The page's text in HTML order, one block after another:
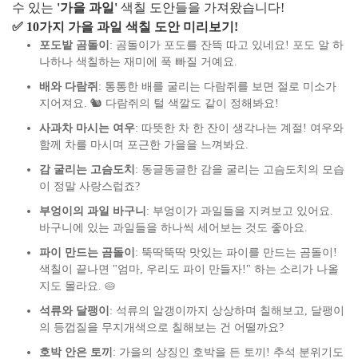
수 있는 '가을 과일' 색칠 도안들을 가져왔습니다!
✅ 10가지 가을 과일 색칠 도안 미리보기!
포도밭 곰돌이 : 곰돌이가 포도를 잔뜩 따고 있네요! 포도 알 하
나하나 색칠하는 재미에 푹 빠질 거예요.
배와 다람쥐 : 통통한 배를 굴리는 다람쥐를 보면 절로 미소가
지어져요. 🐿️ 다람쥐의 털 색깔도 같이 정해봐요!
사과차 마시는 여우: 따뜻한 차 한 잔이 생각나는 계절! 여우와
함께 차를 마시며 포근한 가을을 느껴봐요.
감 굴리는 고슴도치 : 동글동글한 감을 굴리는 고슴도치의 모습
이 정말 사랑스럽죠?
부엉이의 과일 바구니 : 부엉이가 과일들을 지켜보고 있어요.
바구니에 있는 과일들을 하나씩 세어보는 것도 좋아요.
파이 만드는 곰돌이 : 뚝딱뚝딱 맛있는 파이를 만드는 곰돌이!
색칠이 끝나면 "엄마, 우리도 파이 만들자!" 하는 소리가 나올
지도 몰라요. 🥧
석류와 달팽이 : 석류의 알갱이까지 상상하며 칠해보고, 달팽이
의 등껍질을 무지개색으로 칠해보는 건 어떨까요?
호박 안은 토끼 : 가을의 상징인 호박을 든 토끼! 추석 분위기도